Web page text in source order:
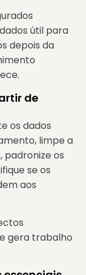
útil para
depois da
de
os dados
limpe a
padronize os
se os
aos
gera trabalho